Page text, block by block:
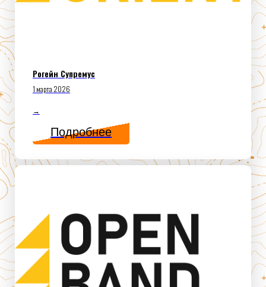
Рогейн Супремус
1 марта 2026
→